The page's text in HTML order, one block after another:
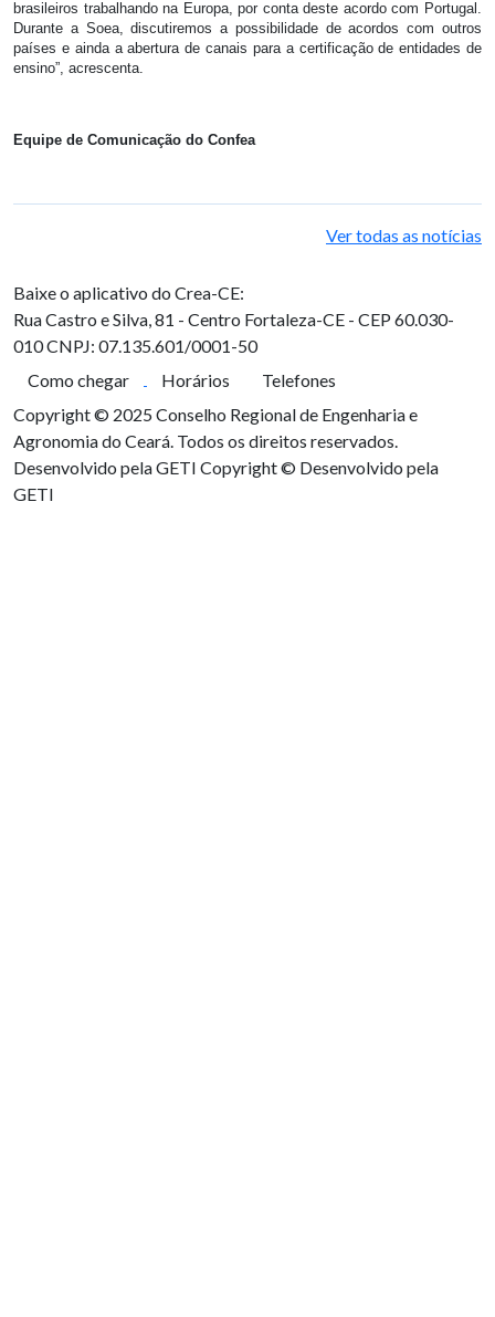
brasileiros trabalhando na Europa, por conta deste acordo com Portugal.
Durante a Soea, discutiremos a possibilidade de acordos com outros
países e ainda a abertura de canais para a certificação de entidades de
ensino”, acrescenta.
Equipe de Comunicação do Confea
Ver todas as notícias
Baixe o aplicativo do Crea-CE:
Rua Castro e Silva, 81 - Centro Fortaleza-CE - CEP 60.030-
010CNPJ: 07.135.601/0001-50
Como chegar
Horários
Telefones
Copyright © 2025 Conselho Regional de Engenharia e
Agronomia do Ceará. Todos os direitos reservados.
Desenvolvido pela GETI Copyright © Desenvolvido pela
GETI